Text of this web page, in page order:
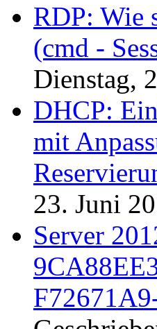
RDP: Wie
(cmd -
Dienstag,
DHCP:
mit
23. Juni
Server